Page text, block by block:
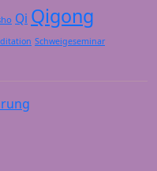
Qi Qigong
Schweigeseminar